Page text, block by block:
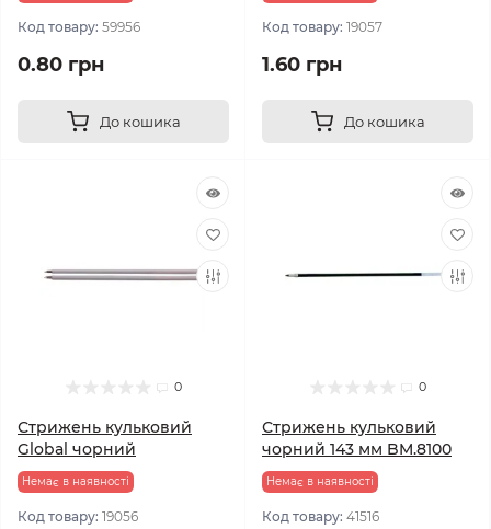
Код товару: 59956
0.80 грн
До кошика
Код товару: 19057
1.60 грн
До кошика
0
Стрижень кульковий
Global чорний
Немає в наявності
Код товару: 19056
0
Стрижень кульковий
чорний 143 мм BM.8100
Немає в наявності
Код товару: 41516